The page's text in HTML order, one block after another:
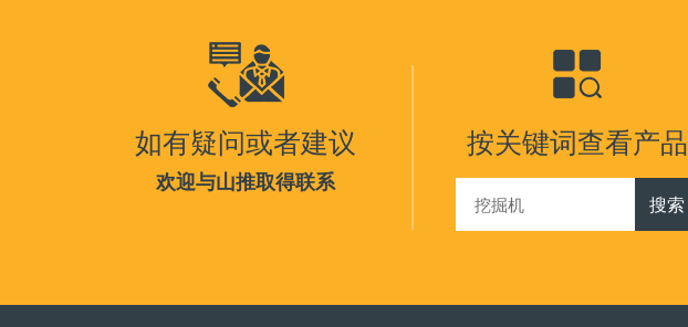
如有疑问或者建议
欢迎与山推取得联系
按关键词查看产品
搜索